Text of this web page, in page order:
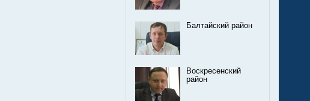
Балтайский район
Воскресенский
район